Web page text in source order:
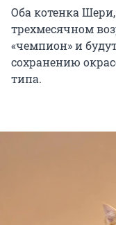
Оба котенка
трехмесячном
«чемпион» и
сохранению
типа.